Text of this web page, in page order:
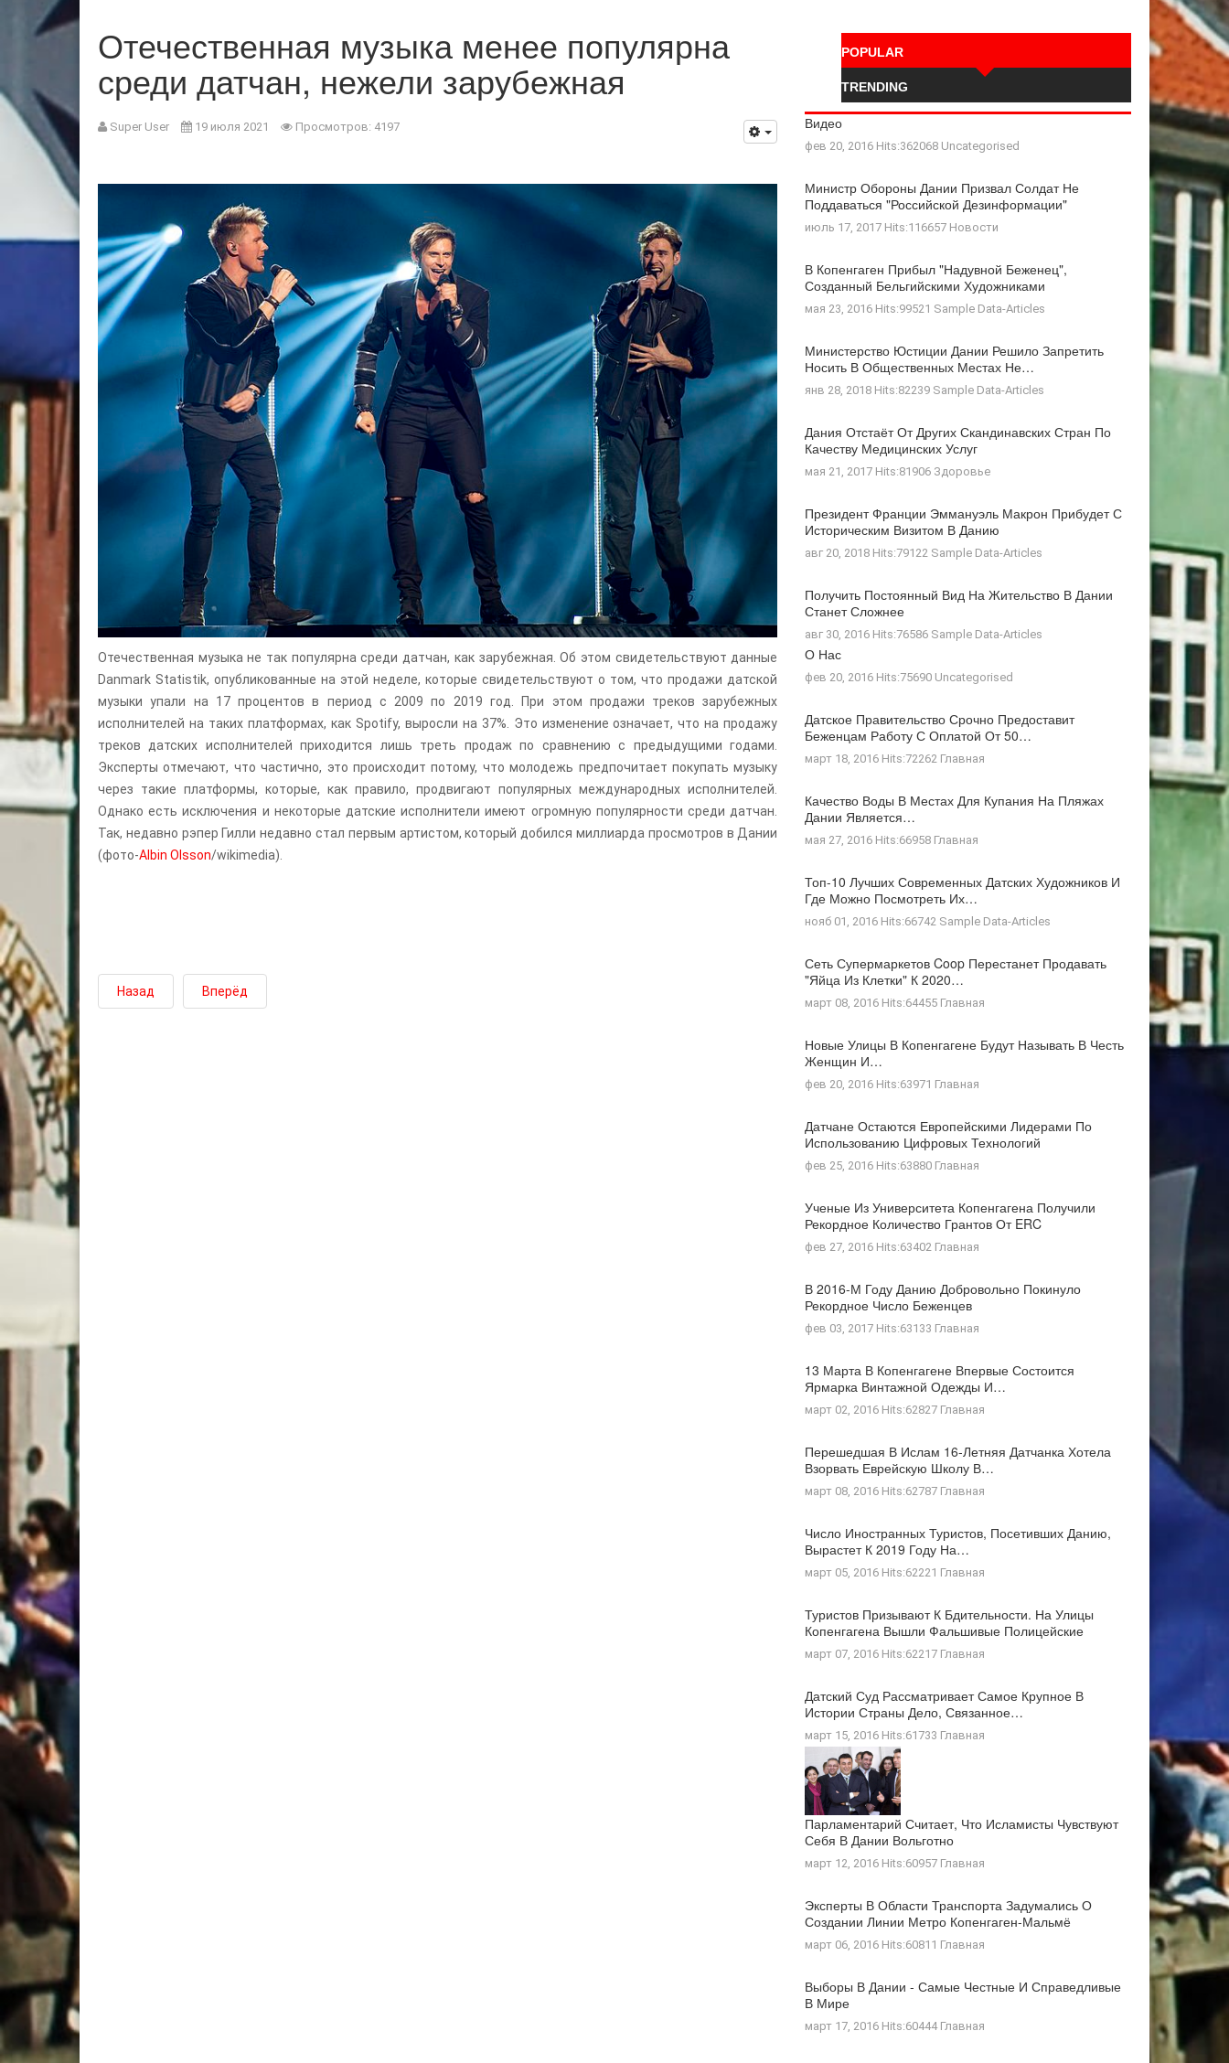
Отечественная музыка менее популярна
среди датчан, нежели зарубежная
Super User 19 июля 2021 Просмотров: 4197
Отечественная музыка не так популярна среди датчан, как зарубежная. Об этом свидетельствуют данные
Danmark Statistik, опубликованные на этой неделе, которые свидетельствуют о том, что продажи датской
музыки упали на 17 процентов в период с 2009 по 2019 год. При этом продажи треков зарубежных
исполнителей на таких платформах, как Spotify, выросли на 37%. Это изменение означает, что на продажу
треков датских исполнителей приходится лишь треть продаж по сравнению с предыдущими годами.
Эксперты отмечают, что частично, это происходит потому, что молодежь предпочитает покупать музыку
через такие платформы, которые, как правило, продвигают популярных международных исполнителей.
Однако есть исключения и некоторые датские исполнители имеют огромную популярности среди датчан.
Так, недавно рэпер Гилли недавно стал первым артистом, который добился миллиарда просмотров в Дании
(фото-Albin Olsson/wikimedia).
Назад Вперёд
POPULAR
TRENDING
Видео
фев 20, 2016 Hits:362068 Uncategorised
Министр Обороны Дании Призвал Солдат Не
Поддаваться "российской Дезинформации"
июль 17, 2017 Hits:116657 Новости
В Копенгаген Прибыл "Надувной Беженец",
Созданный Бельгийскими Художниками
мая 23, 2016 Hits:99521 Sample Data-Articles
Министерство Юстиции Дании Решило Запретить
Носить В Общественных Местах Не…
янв 28, 2018 Hits:82239 Sample Data-Articles
Дания Отстаёт От Других Скандинавских Стран По
Качеству Медицинских Услуг
мая 21, 2017 Hits:81906 Здоровье
Президент Франции Эммануэль Макрон Прибудет С
Историческим Визитом В Данию
авг 20, 2018 Hits:79122 Sample Data-Articles
Получить Постоянный Вид На Жительство В Дании
Станет Сложнее
авг 30, 2016 Hits:76586 Sample Data-Articles
О Нас
фев 20, 2016 Hits:75690 Uncategorised
Датское Правительство Срочно Предоставит
Беженцам Работу С Оплатой От 50…
март 18, 2016 Hits:72262 Главная
Качество Воды В Местах Для Купания На Пляжах
Дании Является…
мая 27, 2016 Hits:66958 Главная
Топ-10 Лучших Современных Датских Художников И
Где Можно Посмотреть Их…
нояб 01, 2016 Hits:66742 Sample Data-Articles
Сеть Супермаркетов Coop Перестанет Продавать
"яйца Из Клетки" К 2020…
март 08, 2016 Hits:64455 Главная
Новые Улицы В Копенгагене Будут Называть В Честь
Женщин И…
фев 20, 2016 Hits:63971 Главная
Датчане Остаются Европейскими Лидерами По
Использованию Цифровых Технологий
фев 25, 2016 Hits:63880 Главная
Ученые Из Университета Копенгагена Получили
Рекордное Количество Грантов От ERC
фев 27, 2016 Hits:63402 Главная
В 2016-М Году Данию Добровольно Покинуло
Рекордное Число Беженцев
фев 03, 2017 Hits:63133 Главная
13 Марта В Копенгагене Впервые Состоится
Ярмарка Винтажной Одежды И…
март 02, 2016 Hits:62827 Главная
Перешедшая В Ислам 16-Летняя Датчанка Хотела
Взорвать Еврейскую Школу В…
март 08, 2016 Hits:62787 Главная
Число Иностранных Туристов, Посетивших Данию,
Вырастет К 2019 Году На…
март 05, 2016 Hits:62221 Главная
Туристов Призывают К Бдительности. На Улицы
Копенгагена Вышли Фальшивые Полицейские
март 07, 2016 Hits:62217 Главная
Датский Суд Рассматривает Самое Крупное В
Истории Страны Дело, Связанное…
март 15, 2016 Hits:61733 Главная
Парламентарий Считает, Что Исламисты Чувствуют
Себя В Дании Вольготно
март 12, 2016 Hits:60957 Главная
Эксперты В Области Транспорта Задумались О
Создании Линии Метро Копенгаген-Мальмё
март 06, 2016 Hits:60811 Главная
Выборы В Дании - Самые Честные И Справедливые
В Мире
март 17, 2016 Hits:60444 Главная